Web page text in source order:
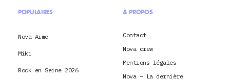
POPULAIRES
Nova Aime
Miki
Rock en Seine 2026
À PROPOS
Contact
Nova crew
Mentions légales
Nova – La dernière